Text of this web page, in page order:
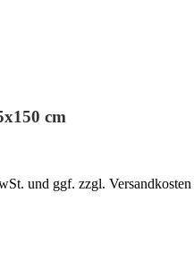
cm
und ggf. zzgl. Versandkosten